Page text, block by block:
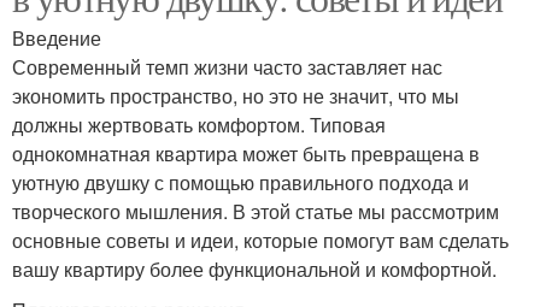
Введение
Современный темп жизни часто заставляет нас
экономить пространство, но это не значит, что мы
должны жертвовать комфортом. Типовая
однокомнатная квартира может быть превращена в
уютную двушку с помощью правильного подхода и
творческого мышления. В этой статье мы рассмотрим
основные советы и идеи, которые помогут вам сделать
вашу квартиру более функциональной и комфортной.